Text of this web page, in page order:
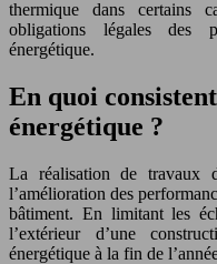
thermique dans certains
obligations légales des
énergétique.
En quoi
énergétique ?
La réalisation de travaux
l’amélioration des
bâtiment. En limitant les
l’extérieur d’une
énergétique à la fin de